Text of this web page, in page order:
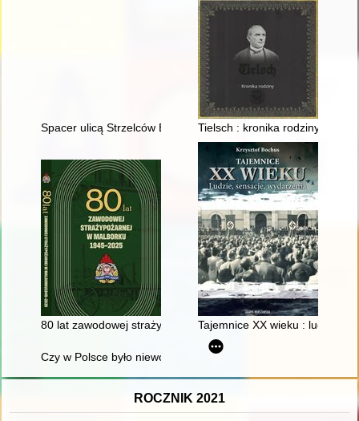
Spacer ulicą Strzelców Bytomskich w Opolu
Tielsch : kronika rodziny
80 lat zawodowej straży pożarnej w Malborku : 1945-2025
Tajemnice XX wieku : ludzie,
Czy w Polsce było niewolnictwo? : debata zorganizowana
ROCZNIK 2021